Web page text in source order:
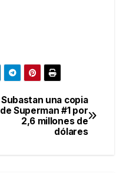
Subastan una copia
de Superman #1 por
2,6 millones de
dólares